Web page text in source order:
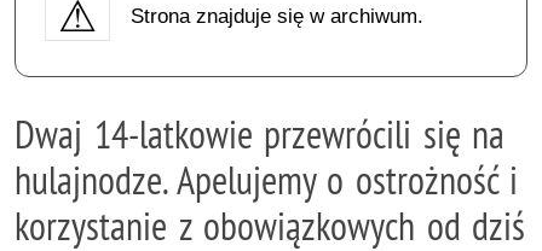
Strona znajduje się w archiwum.
Dwaj 14-latkowie przewrócili się na
hulajnodze. Apelujemy o ostrożność i
korzystanie z obowiązkowych od dziś